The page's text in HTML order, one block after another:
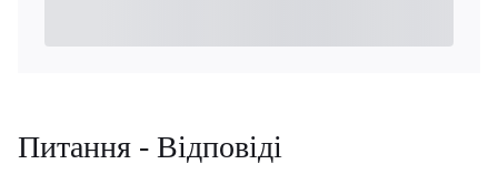
Питання - Відповіді